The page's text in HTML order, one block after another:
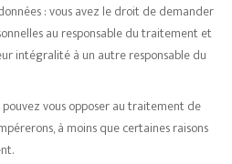
: vous avez le droit de demander
au responsable du traitement et
intégralité à un autre responsable du
pouvez vous opposer au traitement de
à moins que certaines raisons